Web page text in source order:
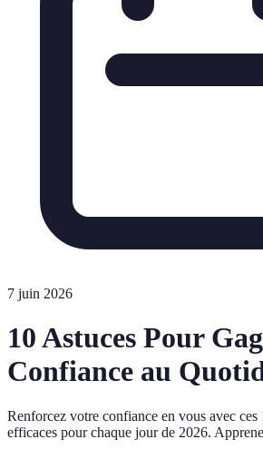
7 juin 2026
10 Astuces Pour
Confiance au
Renforcez votre confiance en vous avec ces
efficaces pour chaque jour de 2026.